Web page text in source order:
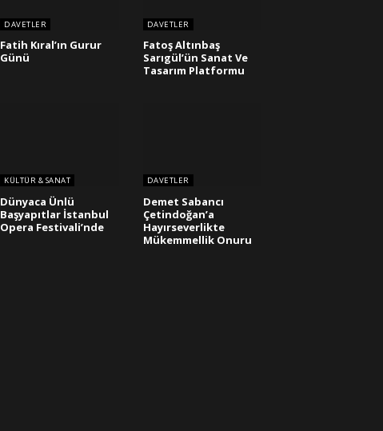
DAVETLER
Fatih Kıral’ın Gurur
Günü
DAVETLER
Fatoş Altınbaş
Sarıgül’ün Sanat Ve
Tasarım Platformu
KÜLTÜR & SANAT
Dünyaca Ünlü
Başyapıtlar İstanbul
Opera Festivali’nde
DAVETLER
Demet Sabancı
Çetindoğan’a
Hayırseverlikte
Mükemmellik Onuru